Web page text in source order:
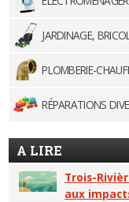
JARDINAGE,
PLOMBERIE-
RÉPARATIONS
A LIRE
Trois-
aux